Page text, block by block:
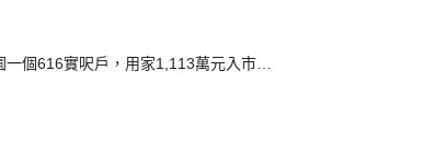
個616實呎戶，用家1,113萬元入市…